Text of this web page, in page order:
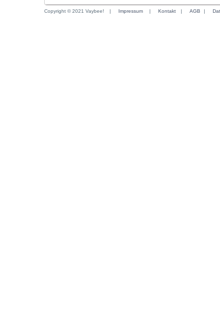
Copyright © 2021 Vaybee! | Impressum | Kontakt | AGB |